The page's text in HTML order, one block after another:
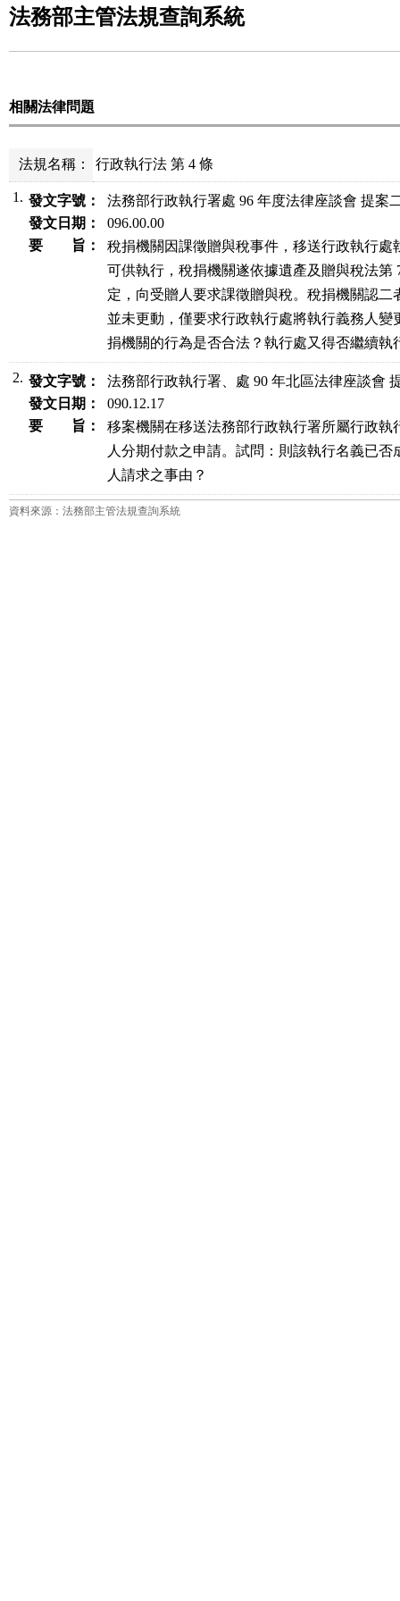
法務部主管法規查詢系統
相關法律問題
法規名稱： 行政執行法 第 4 條
1. 發文字號：
法務部行政執行署處 96 年度法律座談會 提案
發文日期：
096.00.00
要 旨：
稅捐機關因課徵贈與稅事件，移送行政執行處
可供執行，稅捐機關遂依據遺產及贈與稅法第
定，向受贈人要求課徵贈與稅。稅捐機關認二
並未更動，僅要求行政執行處將執行義務人變
捐機關的行為是否合法？執行處又得否繼續執
2. 發文字號：
法務部行政執行署、處 90 年北區法律座談會
發文日期：
090.12.17
要 旨：
移案機關在移送法務部行政執行署所屬行政執
人分期付款之申請。試問：則該執行名義已
人請求之事由？
資料來源：法務部主管法規查詢系統